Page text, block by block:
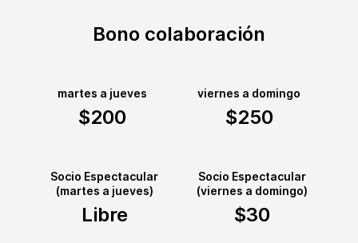
Bono colaboración
martes a jueves
$200
viernes a domingo
$250
Socio Espectacular
(martes a jueves)
Libre
Socio Espectacular
(viernes a domingo)
$30